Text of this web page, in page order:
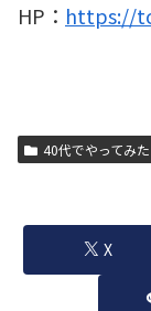
HP： https://
40代でやってみた
X